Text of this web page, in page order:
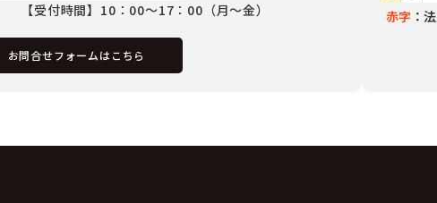
【受付時間】10：00～17：00（月～金）
お問合せフォームはこちら
赤字 ：